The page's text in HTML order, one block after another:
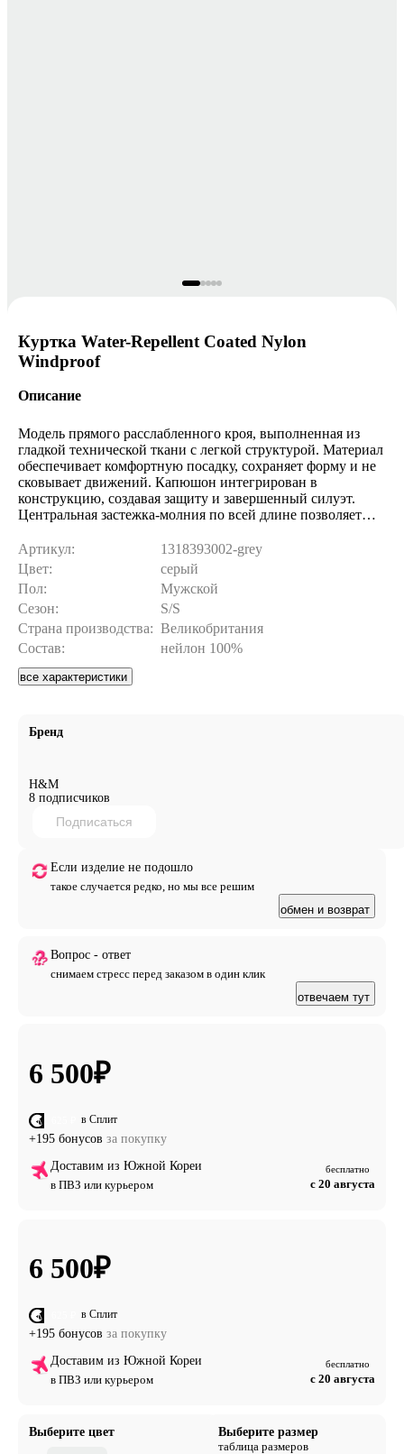
Куртка Water-Repellent Coated Nylon
Windproof
Описание
Модель прямого расслабленного кроя, выполненная из
гладкой технической ткани с легкой структурой. Материал
обеспечивает комфортную посадку, сохраняет форму и не
сковывает движений. Капюшон интегрирован в
конструкцию, создавая защиту и завершенный силуэт.
Центральная застежка-молния по всей длине позволяет
резинке надежно фиксируют рукава. Горизонтальная
кокетка на груди добавляет структурности лаконичному
дизайну. Минималистичный крой без лишних деталей
делает куртку универсальным верхним слоем для
повседневных комплектов. Отлично комбинируется с
базовыми футболками, свитшотами и брюками прямого
кроя.
Артикул:
1318393002-grey
Цвет:
серый
Пол:
Мужской
Сезон:
S/S
Страна производства: Великобритания
Состав:
нейлон 100%
все характеристики
Бренд
H&M
8 подписчиков
Подписаться
Если изделие не подошло
такое случается редко, но мы все решим
обмен и возврат
Вопрос - ответ
снимаем стресс перед заказом в один клик
отвечаем тут
6 500₽
от 1 625 ₽ в Сплит
+195 бонусов за покупку
Доставим из Южной Кореи
в ПВЗ или курьером
бесплатно
с 20 августа
6 500₽
от 1 625 ₽ в Сплит
+195 бонусов за покупку
Доставим из Южной Кореи
в ПВЗ или курьером
бесплатно
с 20 августа
Выберите цвет
Выберите размер
таблица размеров